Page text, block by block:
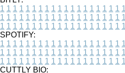
1 1 1 1 1 1 1 1 1 1 1 1 1 1 1 1 1 1 1 1
1 1 1 1 1 1 1 1 1 1 1 1 1 1 1 1 1 1 1 1
1 1 1 1 1 1 1 1 1 1 1 1 1 1 1 1 1 1 1 1
SPOTIFY:
1 1 1 1 1 1 1 1 1 1 1 1 1 1 1 1 1 1 1 1
1 1 1 1 1 1 1 1 1 1 1 1 1 1 1 1 1 1 1 1
1 1 1 1 1 1 1 1 1 1 1 1 1 1 1 1 1 1 1 1
CUTTLY BIO: